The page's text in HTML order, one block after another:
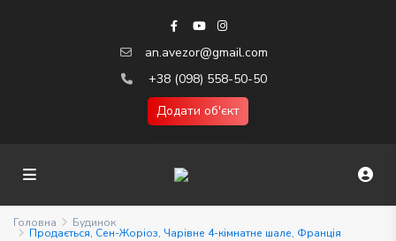
an.avezor@gmail.com
+38 (098) 558-50-50
Додати об'єкт
Головна Будинок
Продається, Сен-Жоріоз, Чарівне 4-кімнатне шале, Франція